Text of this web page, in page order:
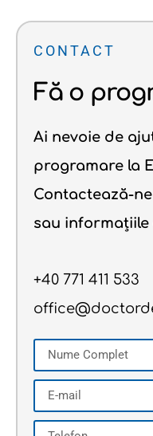
CONTACT
Fă o
Ai nevoie de
programare la
Contactează-
sau informațiile
+40 771 411 533